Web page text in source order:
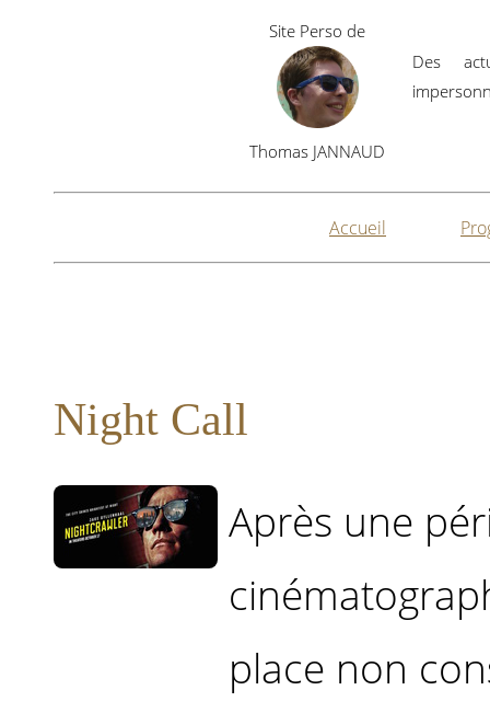
Site Perso de
Thomas JANNAUD
Des
Accueil
Night Call
Après une
place non